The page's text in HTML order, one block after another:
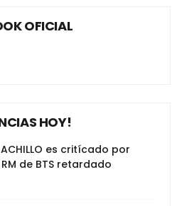
OFICIAL
HOY!
es critícado por
de BTS retardado